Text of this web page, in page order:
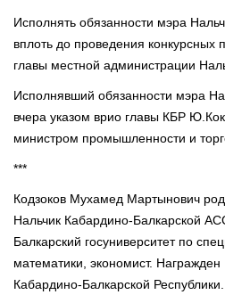
Исполнять обязанности мэра
вплоть до проведения конкурсных
главы местной администрации
Исполнявший обязанности мэра
вчера указом врио главы КБР
министром промышленности и
***
Кодзоков Мухамед Мартынович
Нальчик Кабардино-Балкарской
Балкарский госуниверситет по
математики, экономист.
Кабардино-Балкарской Республики.